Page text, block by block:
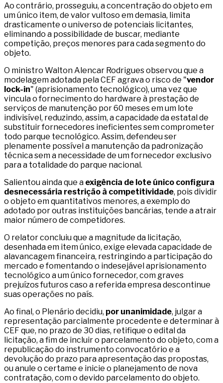
Ao contrário, prosseguiu, a concentração do objeto em
um único item, de valor vultoso em demasia, limita
drasticamente o universo de potenciais licitantes,
eliminando a possibilidade de buscar, mediante
competição, preços menores para cada segmento do
objeto.
O ministro Walton Alencar Rodrigues observou que a
modelagem adotada pela CEF agrava o risco de "vendor
lock-in" (aprisionamento tecnológico), uma vez que
vincula o fornecimento do hardware à prestação de
serviços de manutenção por 60 meses em um lote
indivisível, reduzindo, assim, a capacidade da estatal de
substituir fornecedores ineficientes sem comprometer
todo parque tecnológico. Assim, defendeu ser
plenamente possível a manutenção da padronização
técnica sem a necessidade de um fornecedor exclusivo
para a totalidade do parque nacional.
Salientou ainda que a exigência de lote único configura
desnecessária restrição à competitividade, pois dividir
o objeto em quantitativos menores, a exemplo do
adotado por outras instituições bancárias, tende a atrair
maior número de competidores.
O relator concluiu que a magnitude da licitação,
desenhada em item único, exige elevada capacidade de
alavancagem financeira, restringindo a participação do
mercado e fomentando o indesejável aprisionamento
tecnológico a um único fornecedor, com graves
prejuízos futuros caso a referida empresa descontinue
suas operações no país.
Ao final, o Plenário decidiu, por unanimidade, julgar a
representação parcialmente procedente e determinar à
CEF que, no prazo de 30 dias, retifique o edital da
licitação, a fim de incluir o parcelamento do objeto, com a
republicação do instrumento convocatório e a
devolução do prazo para apresentação das propostas,
ou anule o certame e inicie o planejamento de nova
contratação, com o devido parcelamento do objeto.